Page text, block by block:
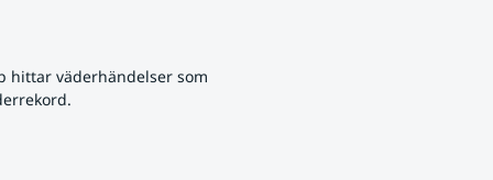
hittar väderhändelser som